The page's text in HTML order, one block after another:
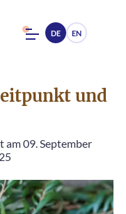
DE EN
und
09. September